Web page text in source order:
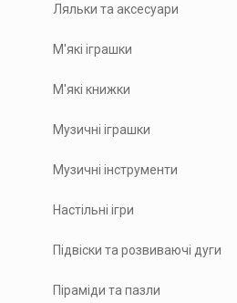
Ляльки та аксесуари
М'які іграшки
М'які книжки
Музичні іграшки
Музичні інструменти
Настільні ігри
Підвіски та розвиваючі дуги
Піраміди та пазли